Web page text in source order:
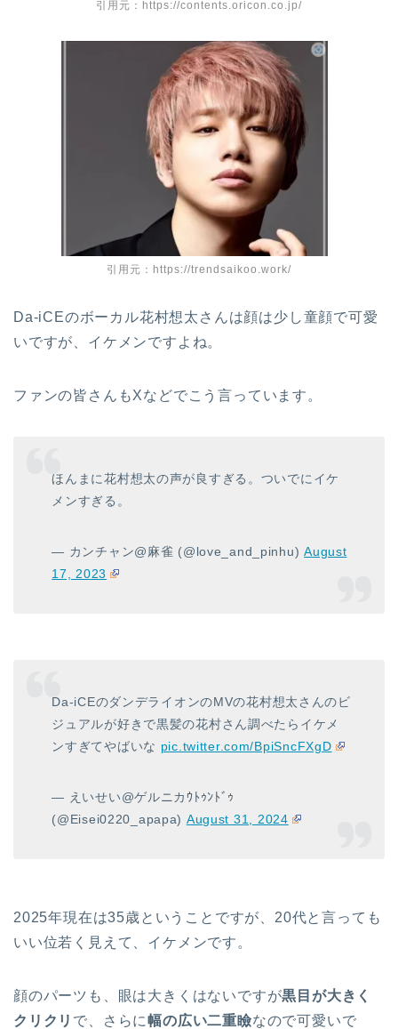
引用元：https://contents.oricon.co.jp/
引用元：https://trendsaikoo.work/
Da-iCEのボーカル花村想太さんは顔は少し童顔で可愛
いですが、イケメンですよね。
ファンの皆さんもXなどでこう言っています。
ほんまに花村想太の声が良すぎる。ついでにイケ
メンすぎる。
— カンチャン@麻雀 (@love_and_pinhu)August
17, 2023
Da-iCEのダンデライオンのMVの花村想太さんのビ
ジュアルが好きで黒髪の花村さん調べたらイケメ
ンすぎてやばいな pic.twitter.com/BpiSncFXgD
— えいせい@ゲルニカｳﾄｩﾝﾄﾞｩ
(@Eisei0220_apapa) August 31, 2024
2025年現在は35歳ということですが、20代と言っても
いい位若く見えて、イケメンです。
顔のパーツも、眼は大きくはないですが黒目が大きく
クリクリ で、さらに幅の広い二重瞼なので可愛いで